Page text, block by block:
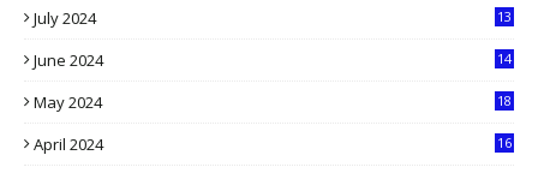
July 2024
13
June 2024
14
May 2024
18
April 2024
16